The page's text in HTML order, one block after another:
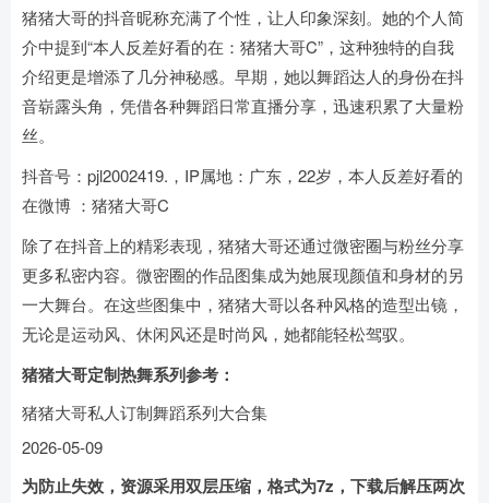
猪猪大哥的抖音昵称充满了个性，让人印象深刻。她的个人简
介中提到“本人反差好看的在：猪猪大哥C”，这种独特的自我
介绍更是增添了几分神秘感。早期，她以舞蹈达人的身份在抖
音崭露头角，凭借各种舞蹈日常直播分享，迅速积累了大量粉
丝。
抖音号：pjl2002419.，IP属地：广东，22岁，本人反差好看的
在微博 ：猪猪大哥C
除了在抖音上的精彩表现，猪猪大哥还通过微密圈与粉丝分享
更多私密内容。微密圈的作品图集成为她展现颜值和身材的另
一大舞台。在这些图集中，猪猪大哥以各种风格的造型出镜，
无论是运动风、休闲风还是时尚风，她都能轻松驾驭。
猪猪大哥定制热舞系列参考：
猪猪大哥私人订制舞蹈系列大合集
2026-05-09
为防止失效，资源采用双层压缩，格式为7z，下载后解压两次